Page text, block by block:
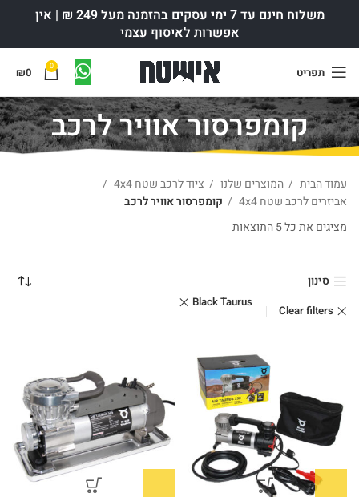
משלוח חינם עד 7 ימי עסקים בהזמנה מעל 249 ₪ | אין
אפשרות לאיסוף עצמי
תפריט 0
₪0
קומפרסור אוויר לרכב
עמוד הבית המוצרים שלנו
ציוד לרכב שטח 4x4
אביזרים לרכב שטח 4x4
קומפרסור אוויר לרכב
מציגים את כל ⁦5⁩ התוצאות
סינון
Clear filters
Black Taurus